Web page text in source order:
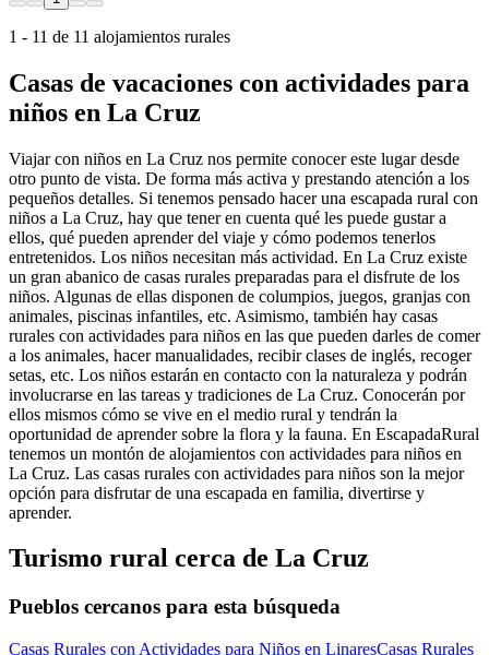
1 - 11 de 11 alojamientos rurales
Casas de vacaciones con actividades para
niños en La Cruz
Viajar con niños en La Cruz nos permite conocer este lugar desde
otro punto de vista. De forma más activa y prestando atención a los
pequeños detalles. Si tenemos pensado hacer una escapada rural con
niños a La Cruz, hay que tener en cuenta qué les puede gustar a
ellos, qué pueden aprender del viaje y cómo podemos tenerlos
entretenidos. Los niños necesitan más actividad. En La Cruz existe
un gran abanico de casas rurales preparadas para el disfrute de los
niños. Algunas de ellas disponen de columpios, juegos, granjas con
animales, piscinas infantiles, etc. Asimismo, también hay casas
rurales con actividades para niños en las que pueden darles de comer
a los animales, hacer manualidades, recibir clases de inglés, recoger
setas, etc. Los niños estarán en contacto con la naturaleza y podrán
involucrarse en las tareas y tradiciones de La Cruz. Conocerán por
ellos mismos cómo se vive en el medio rural y tendrán la
oportunidad de aprender sobre la flora y la fauna. En EscapadaRural
tenemos un montón de alojamientos con actividades para niños en
La Cruz. Las casas rurales con actividades para niños son la mejor
opción para disfrutar de una escapada en familia, divertirse y
aprender.
Turismo rural cerca de La Cruz
Pueblos cercanos para esta búsqueda
Casas Rurales con Actividades para Niños en LinaresCasas Rurales